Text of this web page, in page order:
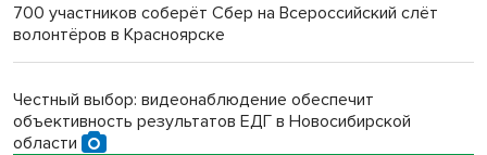
Обновлённое отделение ВТБ открылось в Искитиме
700 участников соберёт Сбер на Всероссийский слёт
волонтёров в Красноярске
Честный выбор: видеонаблюдение обеспечит
объективность результатов ЕДГ в Новосибирской
области